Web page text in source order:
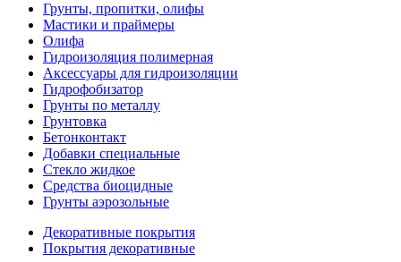
Грунты, пропитки, олифы
Мастики и праймеры
Олифа
Гидроизоляция полимерная
Аксессуары для гидроизоляции
Гидрофобизатор
Грунты по металлу
Грунтовка
Бетонконтакт
Добавки специальные
Стекло жидкое
Средства биоцидные
Грунты аэрозольные
Декоративные покрытия
Покрытия декоративные